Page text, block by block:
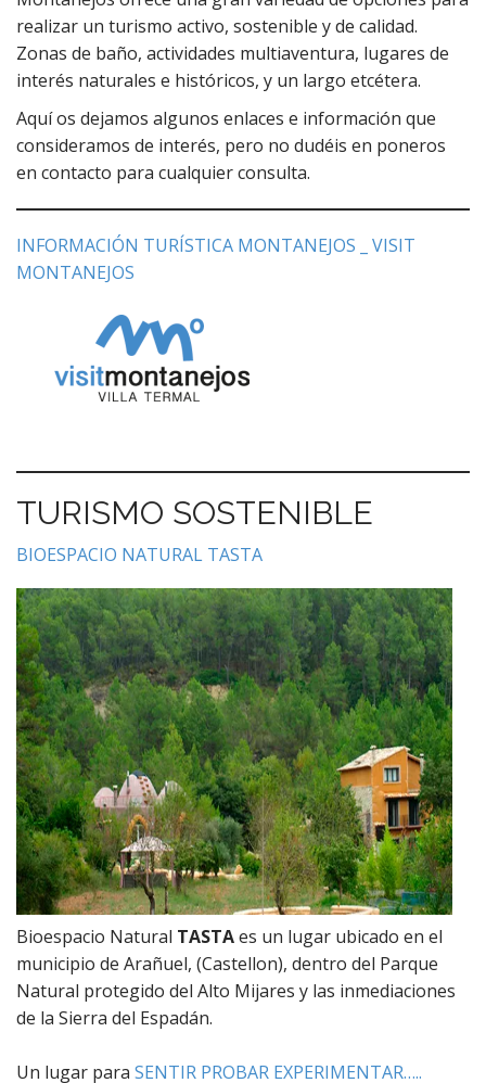
realizar un turismo activo, sostenible y de calidad.
Zonas de baño, actividades multiaventura, lugares de
interés naturales e históricos, y un largo etcétera.
Aquí os dejamos algunos enlaces e información que
consideramos de interés, pero no dudéis en poneros
en contacto para cualquier consulta.
INFORMACIÓN TURÍSTICA MONTANEJOS _ VISIT
MONTANEJOS
TURISMO SOSTENIBLE
BIOESPACIO NATURAL TASTA
Bioespacio Natural TASTAes un lugar ubicado en el
municipio de Arañuel, (Castellon), dentro del Parque
Natural protegido del Alto Mijares y las inmediaciones
de la Sierra del Espadán.
Un lugar para SENTIR PROBAR EXPERIMENTAR…..